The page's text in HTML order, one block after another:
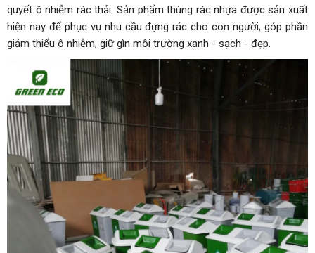
quyết ô nhiễm rác thải. Sản phẩm thùng rác nhựa được sản xuất
hiện nay để phục vụ nhu cầu đựng rác cho con người, góp phần
giảm thiểu ô nhiễm, giữ gìn môi trường xanh - sạch - đẹp.